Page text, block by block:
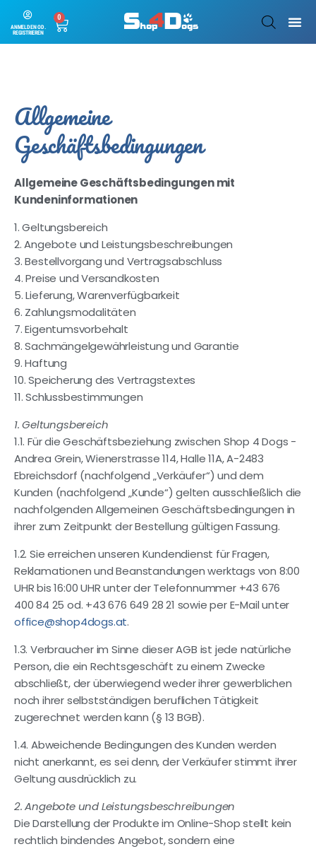
ANMELDEN OD.
REGISTRIEREN
0
Allgemeine
Geschäftsbedingungen
Allgemeine Geschäftsbedingungen mit
Kundeninformationen
1. Geltungsbereich
2. Angebote und Leistungsbeschreibungen
3. Bestellvorgang und Vertragsabschluss
4. Preise und Versandkosten
5. Lieferung, Warenverfügbarkeit
6. Zahlungsmodalitäten
7. Eigentumsvorbehalt
8. Sachmängelgewährleistung und Garantie
9. Haftung
10. Speicherung des Vertragstextes
11. Schlussbestimmungen
1. Geltungsbereich
1.1. Für die Geschäftsbeziehung zwischen Shop 4 Dogs -
Andrea Grein, Wienerstrasse 114, Halle 11A, A-2483
Ebreichsdorf (nachfolgend „Verkäufer“) und dem
Kunden (nachfolgend „Kunde“) gelten ausschließlich die
nachfolgenden Allgemeinen Geschäftsbedingungen in
ihrer zum Zeitpunkt der Bestellung gültigen Fassung.
1.2. Sie erreichen unseren Kundendienst für Fragen,
Reklamationen und Beanstandungen werktags von 8:00
UHR bis 16:00 UHR unter der Telefonnummer +43 676
400 84 25 od. +43 676 649 28 21 sowie per E-Mail unter
office@shop4dogs.at.
1.3. Verbraucher im Sinne dieser AGB ist jede natürliche
Person, die ein Rechtsgeschäft zu einem Zwecke
abschließt, der überwiegend weder ihrer gewerblichen
noch ihrer selbstständigen beruflichen Tätigkeit
zugerechnet werden kann (§ 13 BGB).
1.4. Abweichende Bedingungen des Kunden werden
nicht anerkannt, es sei denn, der Verkäufer stimmt ihrer
Geltung ausdrücklich zu.
2. Angebote und Leistungsbeschreibungen
Die Darstellung der Produkte im Online-Shop stellt kein
rechtlich bindendes Angebot, sondern eine